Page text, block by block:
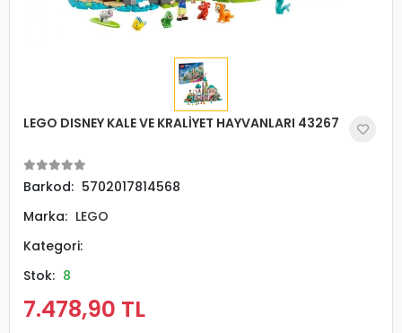
LEGO DISNEY KALE VE KRALİYET HAYVANLARI 43267
Barkod: 5702017814568
Marka: LEGO
Kategori:
Stok: 8
7.478,90 TL